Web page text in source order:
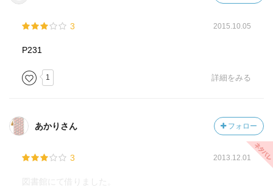
治監（刑務所の前身）があった行刑資料館で、たまたま居
の女性「神岡」の三人が、それぞれの知識や調査内容から
小説の姿を借りて、「松本清張」が真相を追究したルポル
タージュって感じでしたね。
す。
3 2015.10.05
P231
1 詳細をみる
あかりさん フォロー
3 2013.12.01
図書館にて借りました。